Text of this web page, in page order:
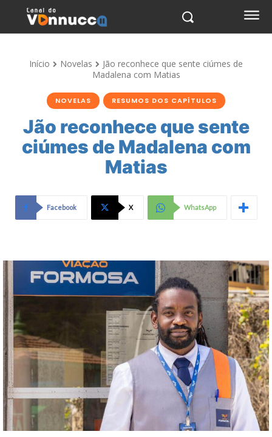
Início Novelas
Jão reconhece que sente ciúmes de
Madalena com Matias
NOVELAS RESUMOS DOS CAPÍTULOS
Jão reconhece que sente
ciúmes de Madalena com
Matias
Facebook X WhatsApp